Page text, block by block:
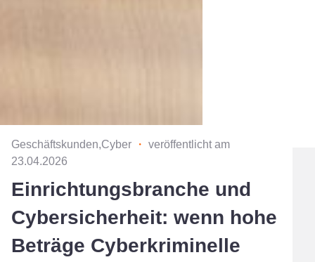
Geschäftskunden,Cyber ・ veröffentlicht am
23.04.2026
Einrichtungsbranche und
Cybersicherheit: wenn hohe
Beträge Cyberkriminelle